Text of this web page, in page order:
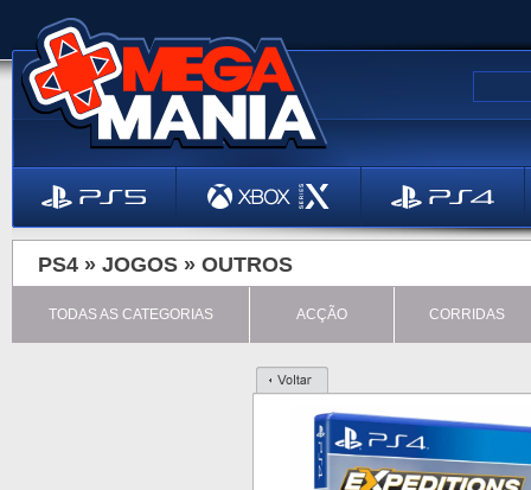
PS4 » JOGOS » OUTROS
TODAS AS CATEGORIAS ACÇÃO CORRIDAS